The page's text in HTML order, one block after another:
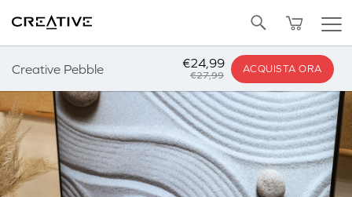
Creative Pebble €27,99
€24,99 ACQUISTA ORA
Torna su